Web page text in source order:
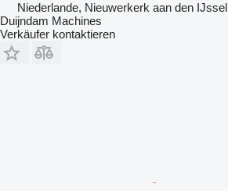
Niederlande, Nieuwerkerk aan den IJssel
Duijndam Machines
Verkäufer kontaktieren